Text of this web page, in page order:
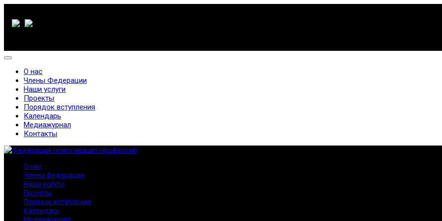
О нас
Члены Федерации
Наши услуги
Проекты
Порядок вступления
Календарь
Медиажурнал
Контакты
О нас
Члены Федерации
Наши услуги
Проекты
Порядок вступления
Календарь